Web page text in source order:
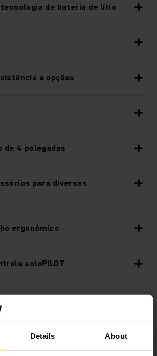
Details About
de bateria de lítio
e opções
de 4 polegadas
para diversas
ergonômico
soloPILOT